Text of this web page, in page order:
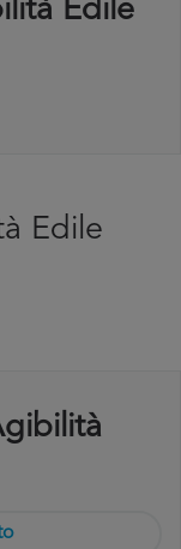
Edile
Edile